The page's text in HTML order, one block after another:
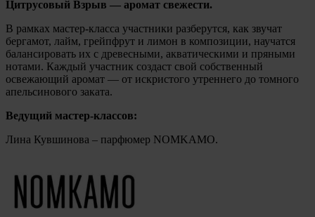
Цитрусовый Взрыв — аромат свежести.
В рамках мастер-класса участники разберутся, как звучат
бергамот, лайм, грейпфрут и лимон в композиции, научатся
балансировать их с древесными, акватическими и пряными
нотами. Каждый участник создаст свой собственный
освежающий аромат — от искристого утреннего до томного
апельсинового заката.
Ведущий мастер-классов:
Лина Кувшинова – парфюмер NOMKAMO.